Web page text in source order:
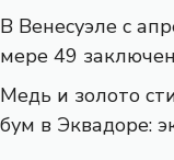
В Венесуэле с
мере 49
Медь и золото
бум в Эквадоре: